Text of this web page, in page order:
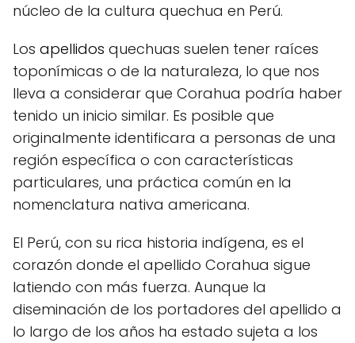
núcleo de la cultura quechua en Perú.
Los apellidos quechuas suelen tener raíces
toponímicas o de la naturaleza, lo que nos
lleva a considerar que Corahua podría haber
tenido un inicio similar. Es posible que
originalmente identificara a personas de una
región específica o con características
particulares, una práctica común en la
nomenclatura nativa americana.
El Perú, con su rica historia indígena, es el
corazón donde el apellido Corahua sigue
latiendo con más fuerza. Aunque la
diseminación de los portadores del apellido a
lo largo de los años ha estado sujeta a los